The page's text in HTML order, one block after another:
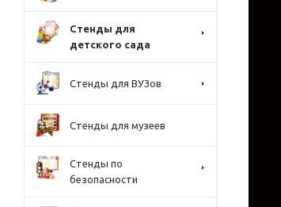
Стенды для
детского сада
Стенды для ВУЗов
Стенды для музеев
Стенды по
безопасности